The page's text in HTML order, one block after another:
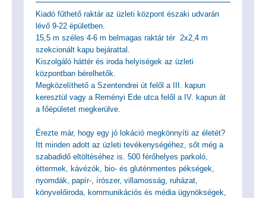
Kiadó fűthető raktár az üzleti központ északi udvarán
lévő 9-22 épületben.
15,5 m széles 4-6 m belmagas raktár tér 2x2,4 m
szekcionált kapu bejárattal.
Kiszolgáló háttér és iroda helyiségek az üzleti
központban bérelhetők.
Megközelíthető a Szentendrei út felől a III. kapun
keresztül vagy a Reményi Ede utca felől a IV. kapun át
a főépületet megkerülve.
Érezte már, hogy egy jó lokáció megkönnyíti az életét?
Itt minden adott az üzleti tevékenységéhez, sőt még a
szabadidő eltöltéséhez is. 500 férőhelyes parkoló,
éttermek, kávézók, bio- és gluténmentes pékségek,
nyomdák, papír-, írószer, villamosság, ruházat,
könyvelőiroda, kommunikációs és média ügynökségek,